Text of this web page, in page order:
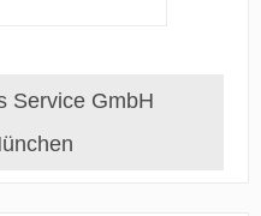
Service GmbH